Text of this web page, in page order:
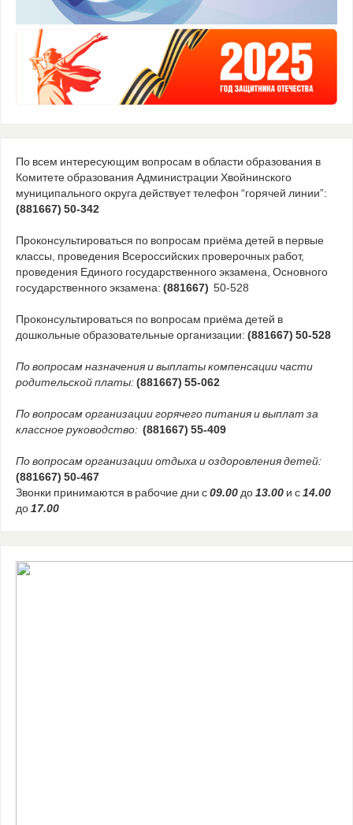
По всем интересующим вопросам в области образования в
Комитете образования Администрации Хвойнинского
муниципального округа действует телефон “горячей линии”:
(881667) 50-342
Проконсультироваться по вопросам приёма детей в первые
классы, проведения Всероссийских проверочных работ,
проведения Единого государственного экзамена, Основного
государственного экзамена: (881667) 50-528
Проконсультироваться по вопросам приёма детей в
дошкольные образовательные организации: (881667) 50-528
По вопросам назначения и выплаты компенсации части
родительской платы:(881667) 55-062
По вопросам организации горячего питания и выплат за
классное руководство:(881667) 55-409
По вопросам организации отдыха и оздоровления детей:
(881667) 50-467
Звонки принимаются в рабочие дни с09.00до13.00и с14.00
до17.00